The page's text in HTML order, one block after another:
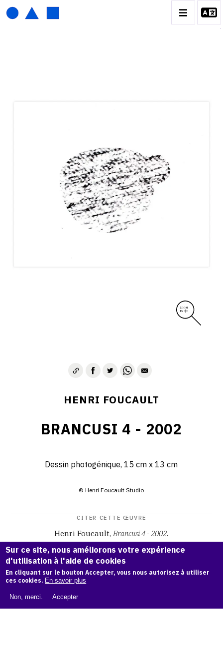
01_SCULPTURE
02_PHOTOGRAPHIQUE
03_COLLAGES
04_DESSINS
05_MONOTYPE
06_ARCHIVES
HENRI FOUCAULT
BRANCUSI 4 - 2002
Dessin photogénique, 15 cm x 13 cm
© Henri Foucault Studio
CITER CETTE ŒUVRE
Henri Foucault, Brancusi 4 - 2002.
Catalogue raisonné Henri Foucault
ark:38997/o1pz
xd
COPIER LA CITATION
Demande d'information
Sur ce site, nous améliorons votre expérience
d'utilisation à l'aide de cookies
En cliquant sur le bouton Accepter, vous nous autorisez à utiliser
ces cookies. En savoir plus
Non, merci. Accepter